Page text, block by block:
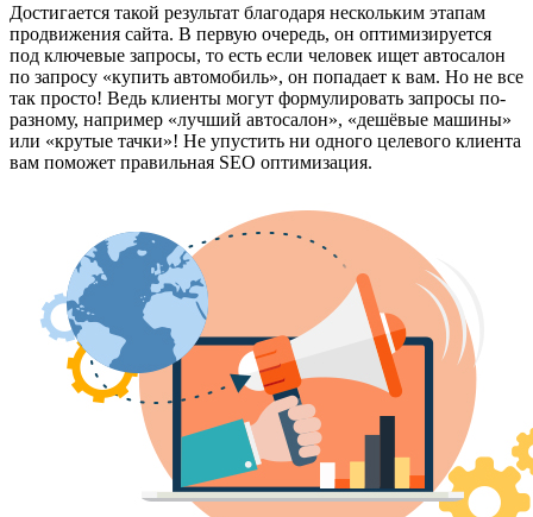
Достигается такой результат благодаря нескольким этапам
продвижения сайта. В первую очередь, он оптимизируется
под ключевые запросы, то есть если человек ищет автосалон
по запросу «купить автомобиль», он попадает к вам. Но не все
так просто! Ведь клиенты могут формулировать запросы по-
разному, например «лучший автосалон», «дешёвые машины»
или «крутые тачки»! Не упустить ни одного целевого клиента
вам поможет правильная SEO оптимизация.